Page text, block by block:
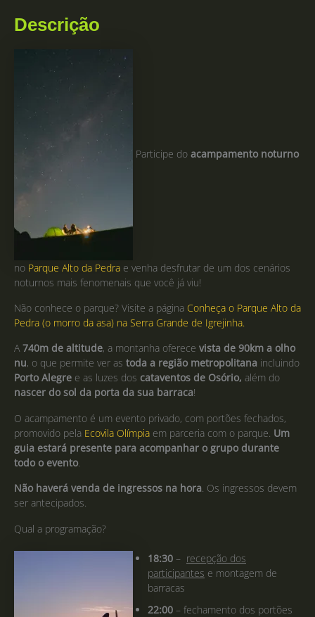
Descrição
Participe do acampamento noturno
no Parque Alto da Pedra e venha desfrutar de um dos cenários
noturnos mais fenomenais que você já viu!
Não conhece o parque? Visite a página Conheça o Parque Alto da
Pedra (o morro da asa) na Serra Grande de Igrejinha.
A 740m de altitude, a montanha oferece vista de 90km a olho
nu, o que permite ver as toda a região metropolitana incluindo
Porto Alegre e as luzes dos cataventos de Osório, além do
nascer do sol da porta da sua barraca!
O acampamento é um evento privado, com portões fechados,
promovido pela Ecovila Olímpia em parceria com o parque. Um
guia estará presente para acompanhar o grupo durante
todo o evento
Não haverá venda de ingressos na hora. Os ingressos devem
ser antecipados.
Qual a programação?
18:30 – recepção dos
participantes e montagem de
barracas
22:00 – fechamento dos portões